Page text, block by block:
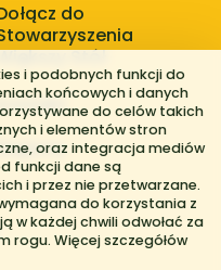
do
Stół
i podobnych funkcji do
końcowych i danych
do celów takich
i elementów stron
oraz integracja mediów
funkcji dane są
i przez nie przetwarzane.
do korzystania z
w każdej chwili odwołać za
rogu. Więcej szczegółów